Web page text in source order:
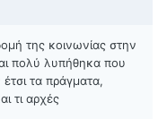
της κοινωνίας στην
πολύ λυπήθηκα που
τα πράγματα,
τι αρχές